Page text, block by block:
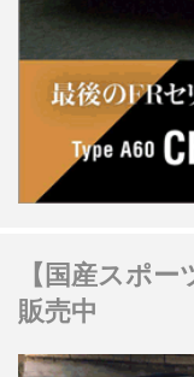
【国産スポ
販売中